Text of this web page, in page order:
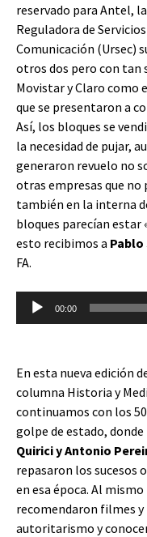
reservado para Antel,
Reguladora de
Comunicación (Ursec)
otros dos pero con tan
Movistar y Claro como
que se presentaron a
Así, los bloques se
la necesidad de pujar,
generaron revuelo no
otras empresas que no
también en la interna
bloques parecían estar
esto recibimos a Pablo
FA.
Reproductor
00:00
En esta nueva edición
columna Historia y
continuamos con los
golpe de estado, donde
Quirici y Antonio
repasaron los sucesos
en esa época. Al
recomendaron filmes y
autoritarismo y